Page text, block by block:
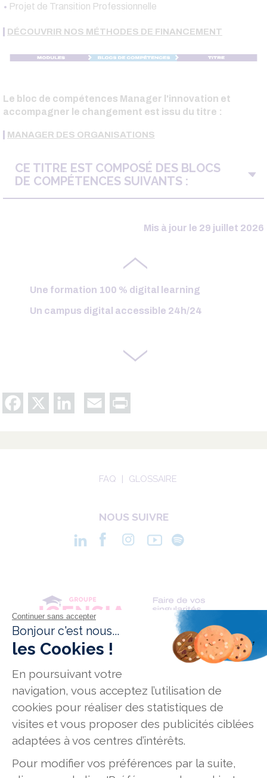
Projet de Transition Professionnelle
DÉCOUVRIR NOS MÉTHODES DE FINANCEMENT
Le bloc de compétences Manager l'innovation et
accompagner le changement est issu du titre :
MANAGER DES ORGANISATIONS
CE TITRE EST COMPOSÉ DES BLOCS
DE COMPÉTENCES SUIVANTS :
Mis à jour le 29 juillet 2026
Un accompagnement collectif et individuel
Une formation 100 % digital learning
Un campus digital accessible 24h/24
100 %digital learning
Un accompagnement
Facebook LinkedIn Email
FAQ GLOSSAIRE
NOUS SUIVRE
Conditions générales de vente
Données personnelles
Mentions légales
Mission Handicap
Offres d'emploi
Plan du site